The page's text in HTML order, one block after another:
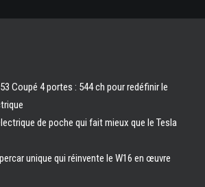
Coupé 4 portes : 544 ch pour redéfinir le
de poche qui fait mieux que le Tesla
unique qui réinvente le W16 en œuvre